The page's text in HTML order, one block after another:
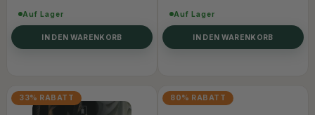
Auf Lager
IN DEN WARENKORB
Auf Lager
IN DEN WARENKORB
33% RABATT 80% RABATT